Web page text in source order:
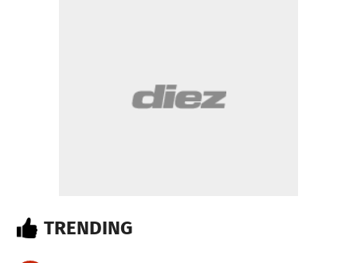
TRENDING